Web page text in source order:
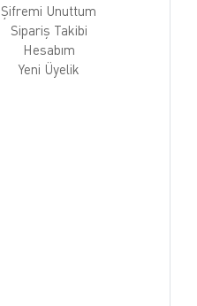
Şifremi Unuttum
Sipariş Takibi
Hesabım
Yeni Üyelik